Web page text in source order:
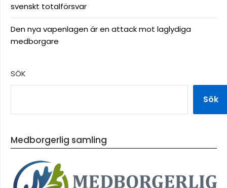
svenskt totalförsvar
Den nya vapenlagen är en attack mot laglydiga
medborgare
SÖK
Sök
Medborgerlig samling